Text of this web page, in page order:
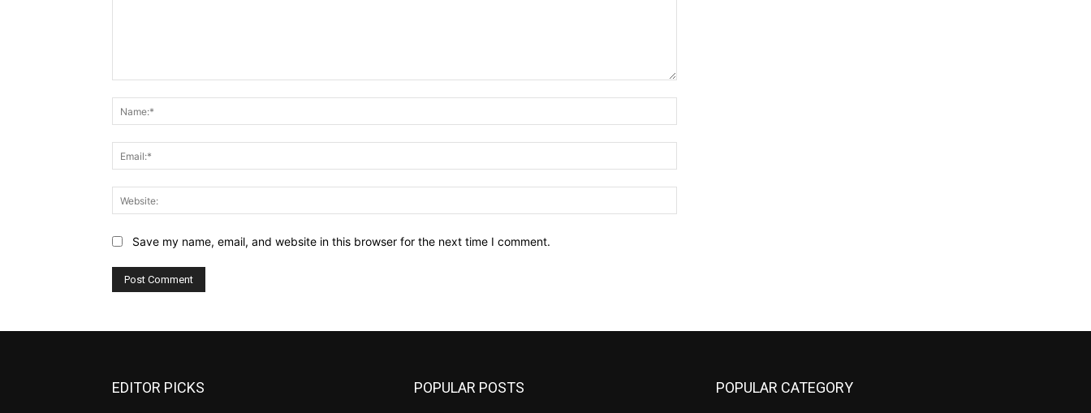
Save my name, email, and website in this browser for the next time I comment.
EDITOR PICKS POPULAR POSTS POPULAR CATEGORY